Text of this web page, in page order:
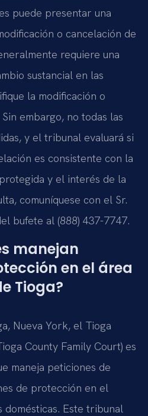
puede presentar una
o cancelación de
requiere una
sustancial en las
la modificación o
embargo, no todas las
y el tribunal evaluará si
es consistente con la
y el interés de la
comuníquese con el Sr.
bufete al (888) 437-7747.
manejan
en el área
Tioga?
Nueva York, el Tioga
County Family Court) es
maneja peticiones de
de protección en el
Este tribunal